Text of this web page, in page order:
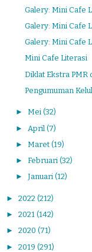
Galery: Mini Cafe
Galery: Mini Cafe
Galery: Mini Cafe
Mini Cafe Literasi
Diklat Ekstra PMR
Pengumuman
► Mei (32)
► April (7)
► Maret (19)
► Februari (32)
► Januari (12)
► 2022 (212)
► 2021 (142)
► 2020 (71)
► 2019 (291)